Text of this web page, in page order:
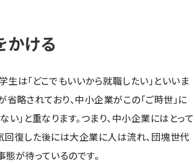
かける
は「どこでもいいから就職したい」といいま
省略されており、中小企業がこの「ご時世」に
」と重なります。つまり、中小企業にはとって
復した後には大企業に人は流れ、団塊世代
が待っているのです。